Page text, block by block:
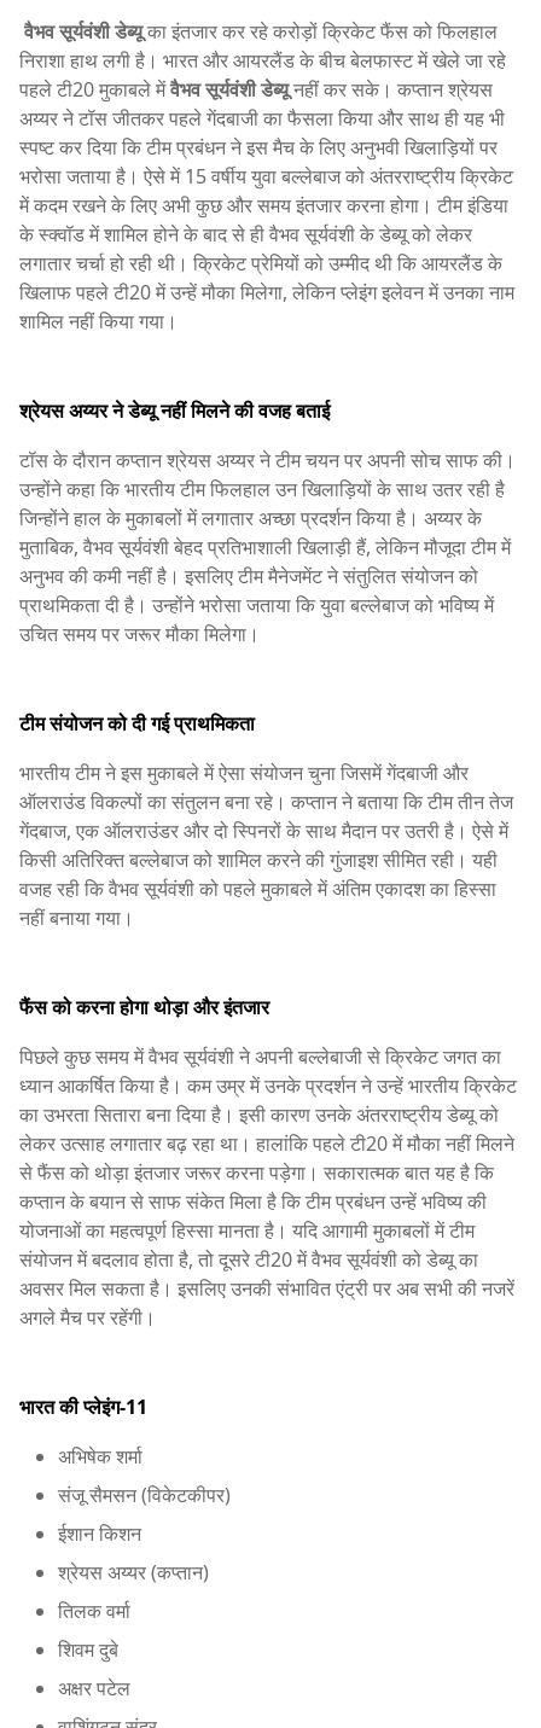
वैभव सूर्यवंशी डेब्यूका इंतजार कर रहे करोड़ों क्रिकेट फैंस को फिलहाल
निराशा हाथ लगी है। भारत और आयरलैंड के बीच बेलफास्ट में खेले जा रहे
पहले टी20 मुकाबले मेंवैभव सूर्यवंशी डेब्यूनहीं कर सके। कप्तान श्रेयस
अय्यर ने टॉस जीतकर पहले गेंदबाजी का फैसला किया और साथ ही यह भी
स्पष्ट कर दिया कि टीम प्रबंधन ने इस मैच के लिए अनुभवी खिलाड़ियों पर
भरोसा जताया है। ऐसे में 15 वर्षीय युवा बल्लेबाज को अंतरराष्ट्रीय क्रिकेट
में कदम रखने के लिए अभी कुछ और समय इंतजार करना होगा। टीम इंडिया
के स्क्वॉड में शामिल होने के बाद से ही वैभव सूर्यवंशी के डेब्यू को लेकर
लगातार चर्चा हो रही थी। क्रिकेट प्रेमियों को उम्मीद थी कि आयरलैंड के
खिलाफ पहले टी20 में उन्हें मौका मिलेगा, लेकिन प्लेइंग इलेवन में उनका नाम
शामिल नहीं किया गया।
श्रेयस अय्यर ने डेब्यू नहीं मिलने की वजह बताई
टॉस के दौरान कप्तान श्रेयस अय्यर ने टीम चयन पर अपनी सोच साफ की।
उन्होंने कहा कि भारतीय टीम फिलहाल उन खिलाड़ियों के साथ उतर रही है
जिन्होंने हाल के मुकाबलों में लगातार अच्छा प्रदर्शन किया है। अय्यर के
मुताबिक, वैभव सूर्यवंशी बेहद प्रतिभाशाली खिलाड़ी हैं, लेकिन मौजूदा टीम में
अनुभव की कमी नहीं है। इसलिए टीम मैनेजमेंट ने संतुलित संयोजन को
प्राथमिकता दी है। उन्होंने भरोसा जताया कि युवा बल्लेबाज को भविष्य में
उचित समय पर जरूर मौका मिलेगा।
टीम संयोजन को दी गई प्राथमिकता
भारतीय टीम ने इस मुकाबले में ऐसा संयोजन चुना जिसमें गेंदबाजी और
ऑलराउंड विकल्पों का संतुलन बना रहे। कप्तान ने बताया कि टीम तीन तेज
गेंदबाज, एक ऑलराउंडर और दो स्पिनरों के साथ मैदान पर उतरी है। ऐसे में
किसी अतिरिक्त बल्लेबाज को शामिल करने की गुंजाइश सीमित रही। यही
वजह रही कि वैभव सूर्यवंशी को पहले मुकाबले में अंतिम एकादश का हिस्सा
नहीं बनाया गया।
फैंस को करना होगा थोड़ा और इंतजार
पिछले कुछ समय में वैभव सूर्यवंशी ने अपनी बल्लेबाजी से क्रिकेट जगत का
ध्यान आकर्षित किया है। कम उम्र में उनके प्रदर्शन ने उन्हें भारतीय क्रिकेट
का उभरता सितारा बना दिया है। इसी कारण उनके अंतरराष्ट्रीय डेब्यू को
लेकर उत्साह लगातार बढ़ रहा था। हालांकि पहले टी20 में मौका नहीं मिलने
से फैंस को थोड़ा इंतजार जरूर करना पड़ेगा। सकारात्मक बात यह है कि
कप्तान के बयान से साफ संकेत मिला है कि टीम प्रबंधन उन्हें भविष्य की
योजनाओं का महत्वपूर्ण हिस्सा मानता है। यदि आगामी मुकाबलों में टीम
संयोजन में बदलाव होता है, तो दूसरे टी20 में वैभव सूर्यवंशी को डेब्यू का
अवसर मिल सकता है। इसलिए उनकी संभावित एंट्री पर अब सभी की नजरें
अगले मैच पर रहेंगी।
भारत की प्लेइंग-11
अभिषेक शर्मा
संजू सैमसन (विकेटकीपर)
ईशान किशन
श्रेयस अय्यर (कप्तान)
तिलक वर्मा
शिवम दुबे
अक्षर पटेल